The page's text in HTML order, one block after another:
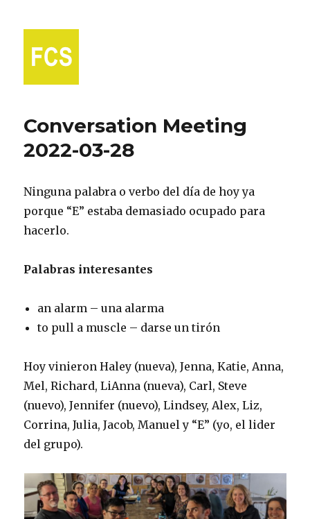
Conversation Meeting
2022-03-28
Ninguna palabra o verbo del día de hoy ya
porque “E” estaba demasiado ocupado para
hacerlo.
Palabras interesantes
an alarm – una alarma
to pull a muscle – darse un tirón
Hoy vinieron Haley (nueva), Jenna, Katie, Anna,
Mel, Richard, LiAnna (nueva), Carl, Steve
(nuevo), Jennifer (nuevo), Lindsey, Alex, Liz,
Corrina, Julia, Jacob, Manuel y “E” (yo, el lider
del grupo).